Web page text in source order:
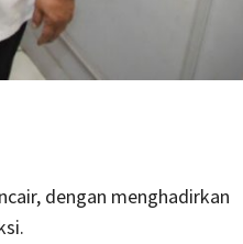
dengan menghadirkan